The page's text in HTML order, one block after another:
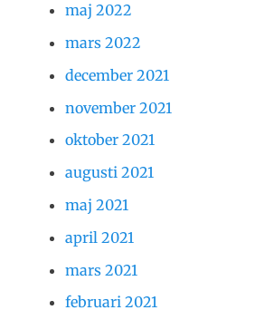
maj 2022
mars 2022
december 2021
november 2021
oktober 2021
augusti 2021
maj 2021
april 2021
mars 2021
februari 2021